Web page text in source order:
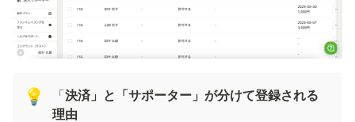
💡 「決済」と「サポーター」が分けて登録される